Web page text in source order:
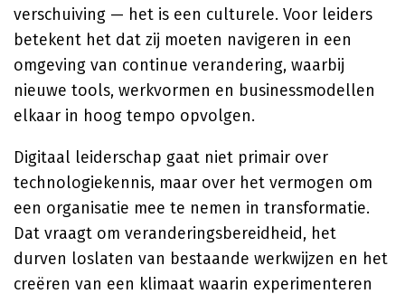
verschuiving — het is een culturele. Voor leiders
betekent het dat zij moeten navigeren in een
omgeving van continue verandering, waarbij
nieuwe tools, werkvormen en businessmodellen
elkaar in hoog tempo opvolgen.
Digitaal leiderschap gaat niet primair over
technologiekennis, maar over het vermogen om
een organisatie mee te nemen in transformatie.
Dat vraagt om veranderingsbereidheid, het
durven loslaten van bestaande werkwijzen en het
creëren van een klimaat waarin experimenteren